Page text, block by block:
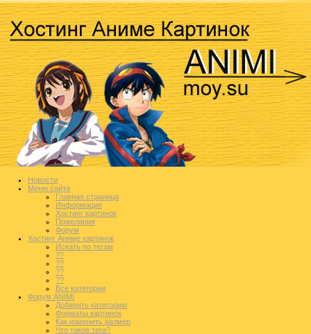
Новости
Меню сайта
Главная страница
Информация
Хостинг картинок
Пожелания
Форум
Хостинг Аниме картинок
Искать по тегам
??
??
??
??
Все категории
Форум ANIMI
Добавить категорию
Форматы картинок
Как изменить размер
Что такое теги?